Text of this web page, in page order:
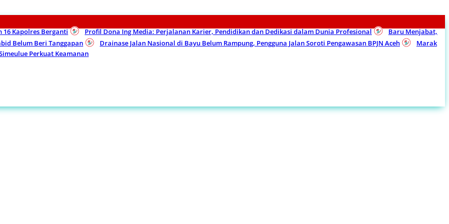
16 Kapolres Berganti
Profil Dona Ing Media: Perjalanan Karier, Pendidikan dan Dedikasi dalam Dunia Profesional
Baru Menjabat,
Belum Beri Tanggapan
Drainase Jalan Nasional di Bayu Belum Rampung, Pengguna Jalan Soroti Pengawasan BPJN Aceh
Marak
Perkuat Keamanan